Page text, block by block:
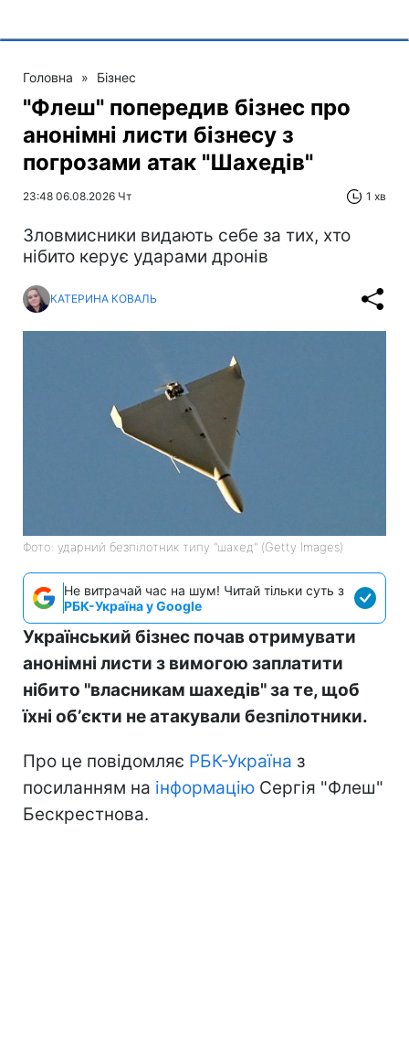
Головна » Бізнес
"Флеш" попередив бізнес про
анонімні листи бізнесу з
погрозами атак "Шахедів"
23:48 06.08.2026 Чт 1 хв
Зловмисники видають себе за тих, хто
нібито керує ударами дронів
КАТЕРИНА КОВАЛЬ
Фото: ударний безпілотник типу "шахед" (Getty Images)
Не витрачай час на шум! Читай тільки суть з
РБК-Україна у Google
Український бізнес почав отримувати
анонімні листи з вимогою заплатити
нібито "власникам шахедів" за те, щоб
їхні обʼєкти не атакували безпілотники.
Про це повідомляє РБК-Україна з
посиланням на інформацію Сергія "Флеш"
Бескрестнова.